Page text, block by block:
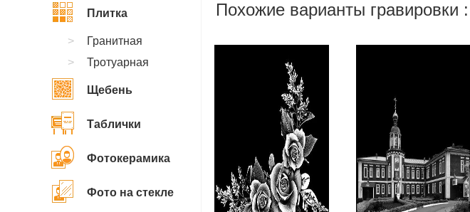
Похожие варианты гравировки :
Плитка
Гранитная
Тротуарная
Щебень
Таблички
Фотокерамика
Фото на стекле